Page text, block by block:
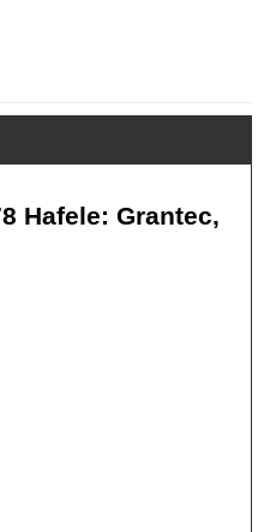
Hafele: Grantec,